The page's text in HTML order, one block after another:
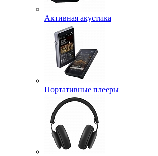
Активная акустика
Портативные плееры